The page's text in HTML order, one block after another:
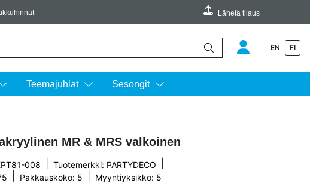
Lähetä tilaus
EN FI
Teemajuhlat Sesongit
MR & MRS valkoinen
008 Tuotemerkki: PARTYDECO
Pakkauskoko: 5 Myyntiyksikkö: 5